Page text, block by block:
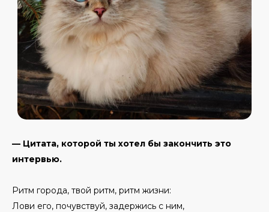
— Цитата, которой ты хотел бы закончить это
интервью.
Ритм города, твой ритм, ритм жизни:
Лови его, почувствуй, задержись с ним,